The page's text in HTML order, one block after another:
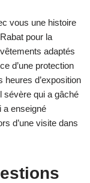
vous une histoire
pour la
adaptés
d’une protection
heures d’exposition
sévère qui a gâché
a enseigné
d’une visite dans